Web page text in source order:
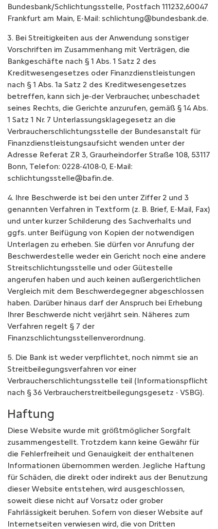
Bundesbank/Schlichtungsstelle, Postfach 111232,60047
Frankfurt am Main, E-Mail: schlichtung@bundesbank.de.
3. Bei Streitigkeiten aus der Anwendung sonstiger
Vorschriften im Zusammenhang mit Verträgen, die
Bankgeschäfte nach § 1 Abs. 1 Satz 2 des
Kreditwesengesetzes oder Finanzdienstleistungen
nach § 1 Abs. 1a Satz 2 des Kreditwesengesetzes
betreffen, kann sich je-der Verbraucher, unbeschadet
seines Rechts, die Gerichte anzurufen, gemäß § 14 Abs.
1 Satz 1 Nr. 7 Unterlassungsklagegesetz an die
Verbraucherschlichtungsstelle der Bundesanstalt für
Finanzdienstleistungsaufsicht wenden unter der
Adresse Referat ZR 3, Graurheindorfer Straße 108, 53117
Bonn, Telefon: 0228-4108-0, E-Mail:
schlichtungsstelle@bafin.de.
4. Ihre Beschwerde ist bei den unter Ziffer 2 und 3
genannten Verfahren in Textform (z. B. Brief, E-Mail, Fax)
und unter kurzer Schilderung des Sachverhalts und
ggfs. unter Beifügung von Kopien der notwendigen
Unterlagen zu erheben. Sie dürfen vor Anrufung der
Beschwerdestelle weder ein Gericht noch eine andere
Streitschlichtungsstelle und oder Gütestelle
angerufen haben und auch keinen außergerichtlichen
Vergleich mit dem Beschwerdegegner abgeschlossen
haben. Darüber hinaus darf der Anspruch bei Erhebung
Ihrer Beschwerde nicht verjährt sein. Näheres zum
Verfahren regelt § 7 der
Finanzschlichtungsstellenverordnung.
5. Die Bank ist weder verpflichtet, noch nimmt sie an
Streitbeilegungsverfahren vor einer
Verbraucherschlichtungsstelle teil (Informationspflicht
nach § 36 Verbraucherstreitbeilegungsgesetz - VSBG).
Haftung
Diese Website wurde mit größtmöglicher Sorgfalt
zusammengestellt. Trotzdem kann keine Gewähr für
die Fehlerfreiheit und Genauigkeit der enthaltenen
Informationen übernommen werden. Jegliche Haftung
für Schäden, die direkt oder indirekt aus der Benutzung
dieser Website entstehen, wird ausgeschlossen,
soweit diese nicht auf Vorsatz oder grober
Fahrlässigkeit beruhen. Sofern von dieser Website auf
Internetseiten verwiesen wird, die von Dritten